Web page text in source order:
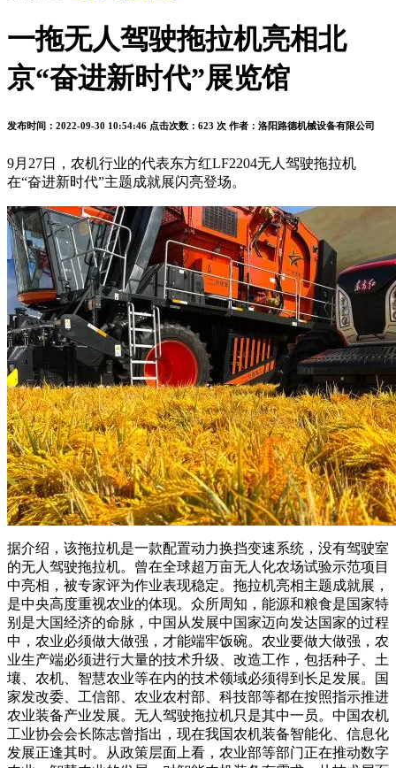
一拖无人驾驶拖拉机亮相北
京“奋进新时代”展览馆
发布时间：2022-09-30 10:54:46 点击次数：623 次 作者：洛阳路德机械设备有限公司
9月27日， 农机行业的代表东方红LF2204无人驾驶拖拉机
在“奋进新时代”主题成就展闪亮登场。
据介绍，该拖拉机是一款配置动力换挡变速系统，没有驾驶室
的无人驾驶拖拉机。曾在全球超万亩无人化农场试验示范项目
中亮相，被专家评为作业表现稳定。 拖拉机亮相主题成就展，
是中央高度重视农业的体现。 众所周知，能源和粮食是国家特
别是大国经济的命脉，中国从发展中国家迈向发达国家的过程
中，农业必须做大做强，才能端牢饭碗。 农业要做大做强， 农
业生产端必须进行大量的技术升级、改造工作，包括种子、土
壤、农机、智慧农业等在内的技术领域必须得到长足发展。国
家发改委、工信部、农业农村部、科技部等都在按照指示推进
农业装备产业发展。 无人驾驶拖拉机只是其中一员。 中国农机
工业协会会长陈志曾指出，现在我国农机装备智能化、信息化
发展正逢其时。从政策层面上看，农业部等部门正在推动数字